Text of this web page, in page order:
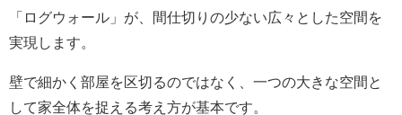
「ログウォール」が、間仕切りの少ない広々とした空間を
実現します。
壁で細かく部屋を区切るのではなく、一つの大きな空間と
して家全体を捉える考え方が基本です。